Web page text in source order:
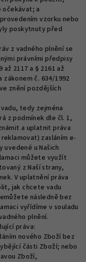
a
vzorku nebo
poskytnuty před
z vadného plnění se
právními předpisy
2117 a § 2161 až
zákonem č. 634/1992
znění pozdějších
tedy zejména
z podmínek dle čl. 1,
a uplatnit práva
zasláním e-
uvedené u Našich
můžete využít
z Naší strany,
V uplatnění práva
jak chcete vadu
následně bez
vyřídíme v souladu
plnění.
práva:
nového Zboží bez
části Zboží; nebo
Zboží,